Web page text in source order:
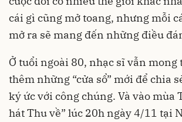
cái gì cũng mở toang, nhưng mỗi
mở ra sẽ mang đến những điều
Ở tuổi ngoài 80, nhạc sĩ vẫn mong
thêm những “cửa sổ” mới để chia
ký ức với công chúng. Và vào mùa
hát Thu về” lúc 20h ngày 4/11 tại